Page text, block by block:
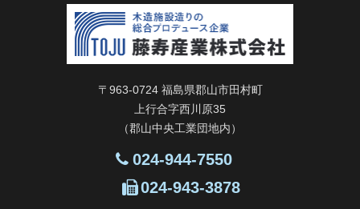
〒963-0724 福島県郡山市田村町
上行合字西川原35
（郡山中央工業団地内）
024-944-7550
024-943-3878